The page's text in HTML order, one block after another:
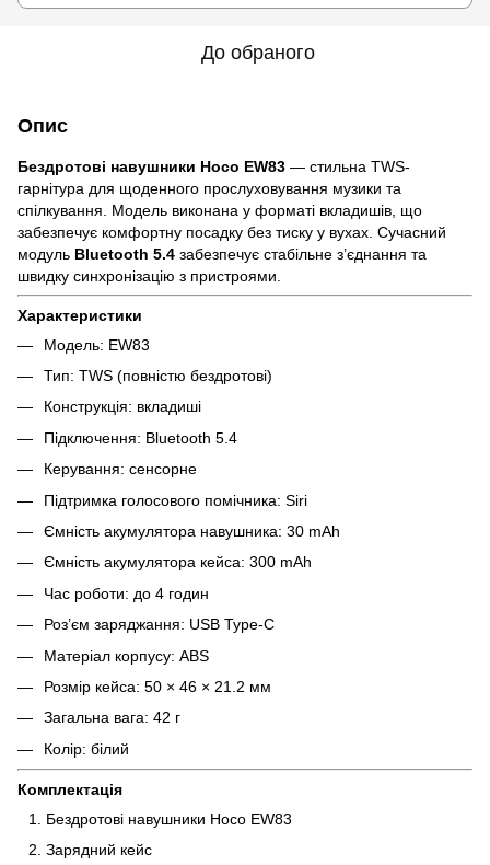
До обраного
Опис
Бездротові навушники Hoco EW83 — стильна TWS-
гарнітура для щоденного прослуховування музики та
спілкування. Модель виконана у форматі вкладишів, що
забезпечує комфортну посадку без тиску у вухах. Сучасний
модуль Bluetooth 5.4 забезпечує стабільне з’єднання та
швидку синхронізацію з пристроями.
Характеристики
Модель: EW83
Тип: TWS (повністю бездротові)
Конструкція: вкладиші
Підключення: Bluetooth 5.4
Керування: сенсорне
Підтримка голосового помічника: Siri
Ємність акумулятора навушника: 30 mAh
Ємність акумулятора кейса: 300 mAh
Час роботи: до 4 годин
Роз’єм заряджання: USB Type-C
Матеріал корпусу: ABS
Розмір кейса: 50 × 46 × 21.2 мм
Загальна вага: 42 г
Колір: білий
Комплектація
Бездротові навушники Hoco EW83
Зарядний кейс